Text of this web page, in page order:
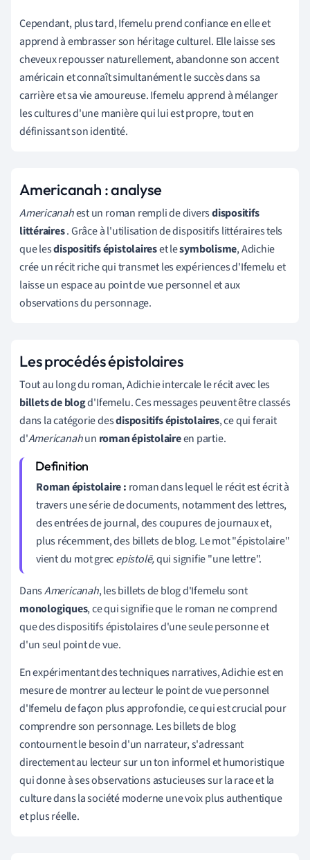
Cependant, plus tard, Ifemelu prend confiance en elle et
apprend à embrasser son héritage culturel. Elle laisse ses
cheveux repousser naturellement, abandonne son accent
américain et connaît simultanément le succès dans sa
carrière et sa vie amoureuse. Ifemelu apprend à mélanger
les cultures d'une manière qui lui est propre, tout en
définissant son identité.
Americanah : analyse
Americanahest un roman rempli de diversdispositifs
littéraires. Grâce à l'utilisation de dispositifs littéraires tels
que lesdispositifs épistolaireset lesymbolisme, Adichie
crée un récit riche qui transmet les expériences d'Ifemelu et
laisse un espace au point de vue personnel et aux
observations du personnage.
Les procédés épistolaires
Tout au long du roman, Adichie intercale le récit avec les
billets de blogd'Ifemelu. Ces messages peuvent être classés
dans la catégorie desdispositifs épistolaires, ce qui ferait
d'Americanahun roman épistolaireen partie.
Roman épistolaire : roman dans lequel le récit est écrit à
travers une série de documents, notamment des lettres,
des entrées de journal, des coupures de journaux et,
plus récemment, des billets de blog. Le mot "épistolaire"
vient du mot grecepistolē,qui signifie "une lettre".
DansAmericanah, les billets de blog d'Ifemelu sont
monologiques, ce qui signifie que le roman ne comprend
que des dispositifs épistolaires d'une seule personne et
d'un seul point de vue.
En expérimentant des techniques narratives, Adichie est en
mesure de montrer au lecteur le point de vue personnel
d'Ifemelu de façon plus approfondie, ce qui est crucial pour
comprendre son personnage. Les billets de blog
contournent le besoin d'un narrateur, s'adressant
directement au lecteur sur un ton informel et humoristique
qui donne à ses observations astucieuses sur la race et la
culture dans la société moderne une voix plus authentique
et plus réelle.